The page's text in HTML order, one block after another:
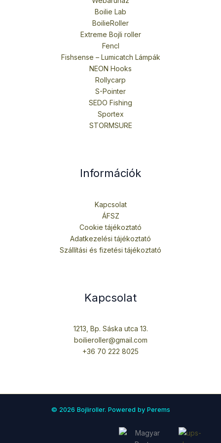
Boilie Lab
BoilieRoller
Extreme Bojli roller
Fencl
Fishsense – Lumicatch Lámpák
NEON Hooks
Rollycarp
S-Pointer
SEDO Fishing
Sportex
STORMSURE
Információk
Kapcsolat
ÁFSZ
Cookie tájékoztató
Adatkezelési tájékoztató
Szállítási és fizetési tájékoztató
Kapcsolat
1213, Bp. Sáska utca 13.
boilieroller@gmail.com
+36 70 222 8025
© 2026 Bojliroller. Powered by Perems